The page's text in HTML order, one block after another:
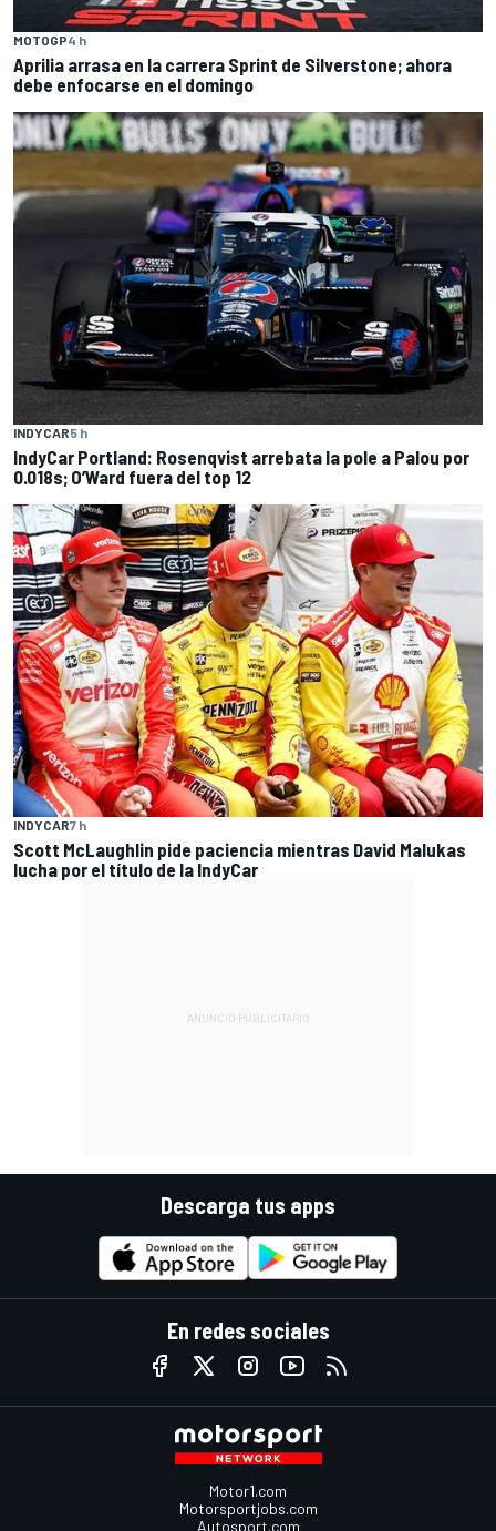
MOTOGP4 h
Aprilia arrasa en la carrera Sprint de Silverstone; ahora
debe enfocarse en el domingo
INDYCAR5 h
IndyCar Portland: Rosenqvist arrebata la pole a Palou por
0.018s; O’Ward fuera del top 12
INDYCAR7 h
Scott McLaughlin pide paciencia mientras David Malukas
lucha por el título de la IndyCar
Descarga tus apps
En redes sociales
Motor1.com
Motorsportjobs.com
Autosport.com